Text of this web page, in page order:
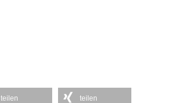
teilen teilen